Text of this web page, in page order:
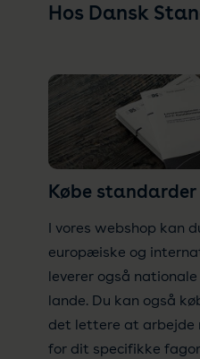
Hos Dansk
Købe standarder
I vores webshop kan
europæiske og
leverer også
lande. Du kan også
det lettere at arbejde
for dit specifikke